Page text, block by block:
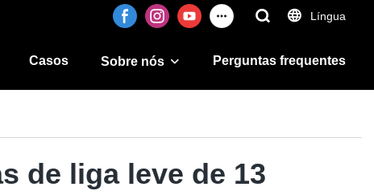
Língua
Casos Sobre nós Perguntas frequentes
de liga leve de 13